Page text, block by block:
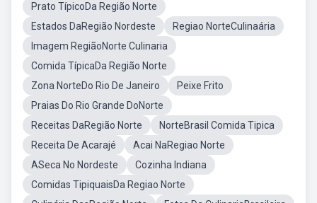
Prato TípicoDa Região Norte
Estados DaRegião Nordeste
Regiao NorteCulinaária
Imagem RegiãoNorte Culinaria
Comida TípicaDa Região Norte
Zona NorteDo Rio De Janeiro
Peixe Frito
Praias Do Rio Grande DoNorte
Receitas DaRegião Norte
NorteBrasil Comida Tipica
Receita De Acarajé
Acai NaRegiao Norte
ASeca No Nordeste
Cozinha Indiana
Comidas TipiquaisDa Regiao Norte